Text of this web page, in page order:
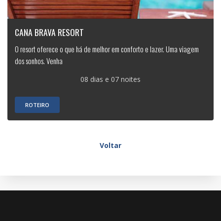
CANA BRAVA RESORT
O resort oferece o que há de melhor em conforto e lazer. Uma viagem
dos sonhos. Venha
08 dias e 07 noites
ROTEIRO
Voltar